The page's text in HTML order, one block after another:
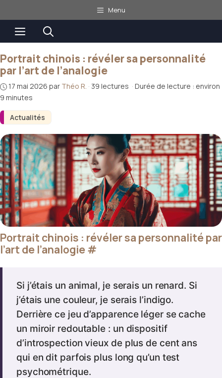
au
contenu
Menu
Menu
Actualités
Portrait chinois : révéler sa personnalité
par l’art de l’analogie
17 mai 2026 par Théo R. · 39 lectures · Durée de lecture : environ
9 minutes
Portrait chinois : révéler sa personnalité par
l’art de l’analogie#
Si j’étais un animal, je serais un renard. Si
j’étais une couleur, je serais l’indigo.
Derrière ce jeu d’apparence léger se cache
un miroir redoutable : un dispositif
d’introspection vieux de plus de cent ans
qui en dit parfois plus long qu’un test
psychométrique.